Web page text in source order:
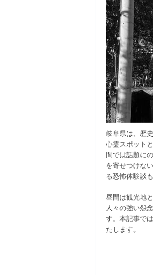
岐阜県は、歴
心霊スポット
間では話題に
を寄せつけな
る恐怖体験談
昼間は観光地
人々の強い怨
す。本記事で
たします。